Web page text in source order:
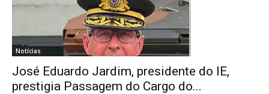
Notícias
José Eduardo Jardim, presidente do IE,
prestigia Passagem do Cargo do...